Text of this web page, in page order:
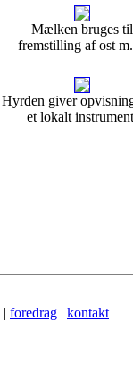
Mælken bruges til
fremstilling af ost
Hyrden giver
et lokalt
| foredrag | kontakt